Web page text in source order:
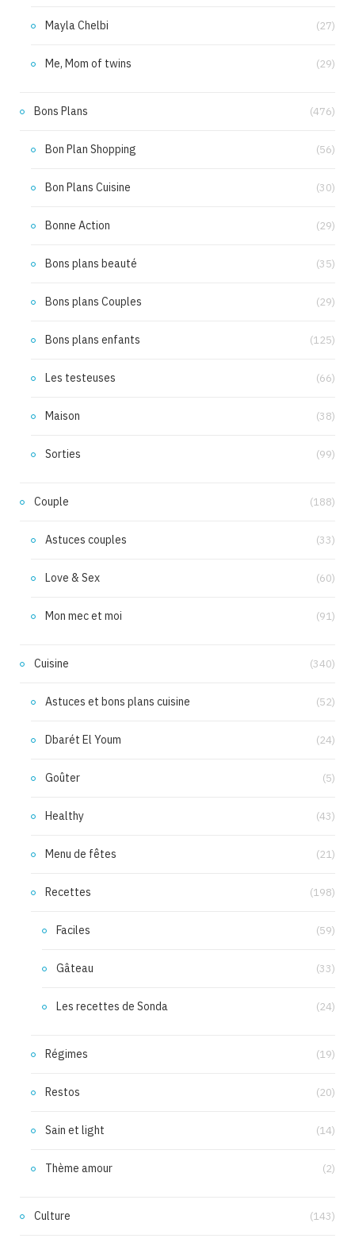
Mayla Chelbi (27)
Me, Mom of twins (29)
Bons Plans (476)
Bon Plan Shopping (56)
Bon Plans Cuisine (30)
Bonne Action (29)
Bons plans beauté (35)
Bons plans Couples (29)
Bons plans enfants (125)
Les testeuses (66)
Maison (38)
Sorties (99)
Couple (188)
Astuces couples (33)
Love & Sex (60)
Mon mec et moi (91)
Cuisine (340)
Astuces et bons plans cuisine (52)
Dbarét El Youm (24)
Goûter (5)
Healthy (43)
Menu de fêtes (21)
Recettes (198)
Faciles (59)
Gâteau (33)
Les recettes de Sonda (24)
Régimes (19)
Restos (20)
Sain et light (14)
Thème amour (2)
Culture (143)